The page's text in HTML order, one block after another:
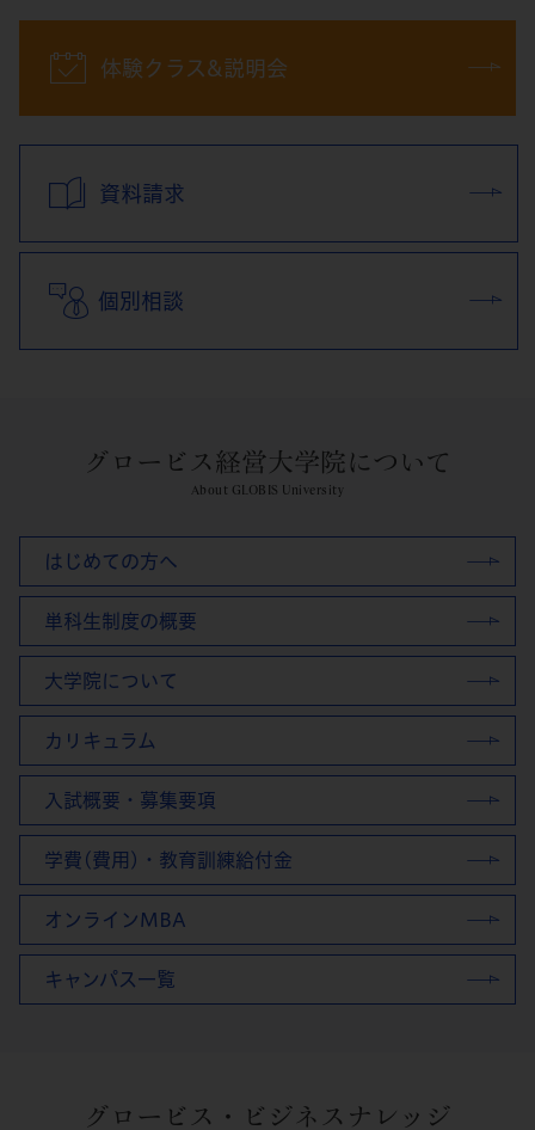
体験クラス&説明会
資料請求
個別相談
グロービス経営大学院について
About GLOBIS University
はじめての方へ
単科生制度の概要
大学院について
カリキュラム
入試概要・募集要項
学費(費用)・教育訓練給付金
オンラインMBA
キャンパス一覧
グロービス・ビジネスナレッジ